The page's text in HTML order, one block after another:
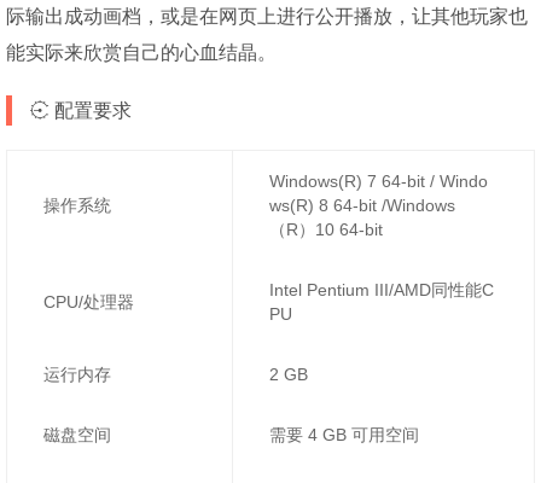
际输出成动画档，或是在网页上进行公开播放，让其他玩家也
能实际来欣赏自己的心血结晶。
配置要求
操作系统
Windows(R) 7 64-bit / Windo
ws(R) 8 64-bit /Windows
（R）10 64-bit
CPU/处理器
Intel Pentium III/AMD同性能C
PU
运行内存 2 GB
磁盘空间 需要 4 GB 可用空间